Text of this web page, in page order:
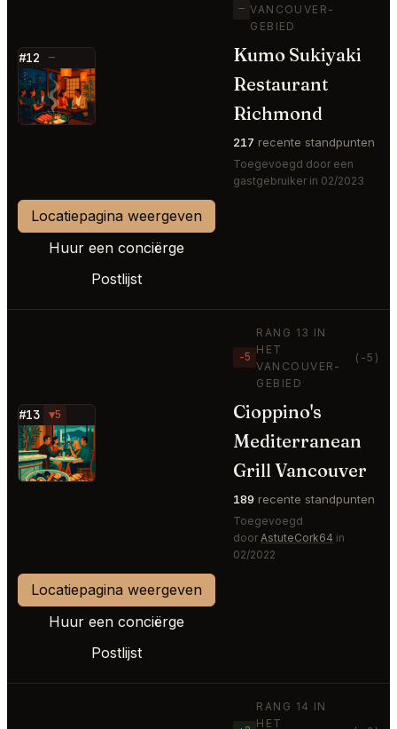
#12 —
⭐
— VANCOUVER-
GEBIED
Kumo Sukiyaki
Restaurant
Richmond
217 recente standpunten
Toegevoegd door een
gastgebruiker in 02/2023
Locatiepagina weergeven
Huur een conciërge
Postlijst
#13 ▼5
⭐
−5
RANG 13 IN
HET
VANCOUVER-
GEBIED
(-5)
Cioppino's
Mediterranean
Grill Vancouver
189 recente standpunten
Toegevoegd
door AstuteCork64 in
02/2022
Locatiepagina weergeven
Huur een conciërge
Postlijst
RANG 14 IN
HET